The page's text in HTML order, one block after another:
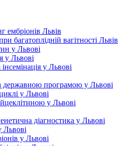
ембріонів Львів
багатоплідній вагітності Львів
у Львові
у Львові
у Львові
державною програмою у Львові
у Львові
у Львові
діагностика у Львові
Львові
у Львові